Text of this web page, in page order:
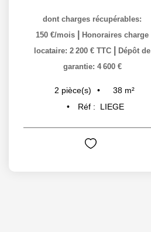
dont charges récupérables:
150 €/mois
Honoraires charge
locataire: 2 200 € TTC
Dépôt de
garantie: 4 600 €
2 pièce(s) 38 m²
Réf :
LIEGE